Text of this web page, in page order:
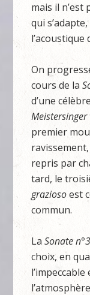
mais il n’est
qui
l’acoustique
On
cours de la
d’une
premier
repris par
tard, le
graziosoest
commun.
LaSonate n°3
choix, en